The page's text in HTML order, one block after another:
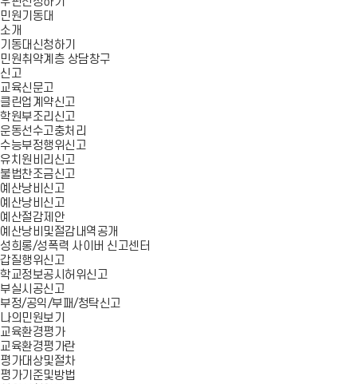
민원기동대
소개
기동대신청하기
민원취약계층 상담창구
신고
교육신문고
클린업계약신고
학원부조리신고
운동선수고충처리
수능부정행위신고
유치원비리신고
불법찬조금신고
예산낭비신고
예산낭비신고
예산절감제안
예산낭비및절감내역공개
성희롱/성폭력 사이버 신고센터
갑질행위신고
학교정보공시허위신고
부실시공신고
부정/공익/부패/청탁신고
나의민원보기
교육환경평가
교육환경평가란
평가대상및절차
평가기준및방법